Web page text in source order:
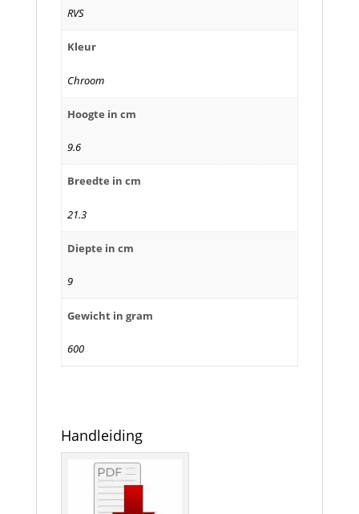
RVS
Kleur
Chroom
Hoogte in cm
9.6
Breedte in cm
21.3
Diepte in cm
9
Gewicht in gram
600
Handleiding